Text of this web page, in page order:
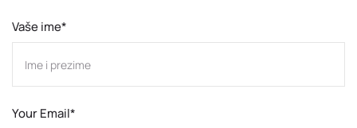
Vaše ime*
Your Email*